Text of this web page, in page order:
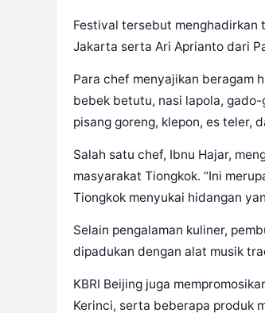
Festival tersebut menghadirkan
Jakarta serta Ari Aprianto dari
Para chef menyajikan beragam
bebek betutu, nasi lapola,
pisang goreng, klepon, es teler,
Salah satu chef, Ibnu Hajar,
masyarakat Tiongkok. “Ini
Tiongkok menyukai hidangan
Selain pengalaman kuliner,
dipadukan dengan alat musik
KBRI Beijing juga
Kerinci, serta beberapa produk